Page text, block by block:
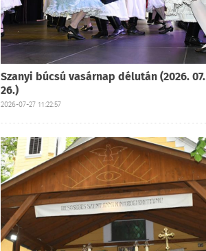
Szanyi búcsú vasárnap délután (2026. 07.
26.)
2026-07-27 11:22:57